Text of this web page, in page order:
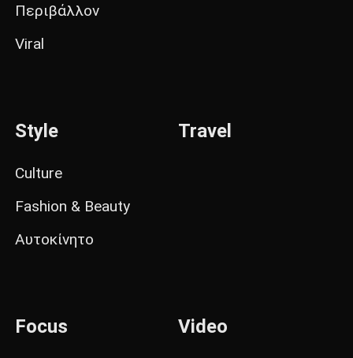
Περιβάλλον
Viral
Style
Culture
Fashion & Beauty
Αυτοκίνητο
Travel
Focus Video